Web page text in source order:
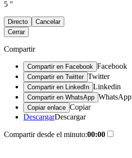
5 "
Directo
Cancelar
Cerrar
Compartir
Compartir en Facebook Facebook
Compartir en Twitter Twitter
Compartir en LinkedIn Linkedin
Compartir en WhatsApp WhatsApp
Copiar enlace Copiar
DescargarDescargar
Compartir desde el minuto:00:00